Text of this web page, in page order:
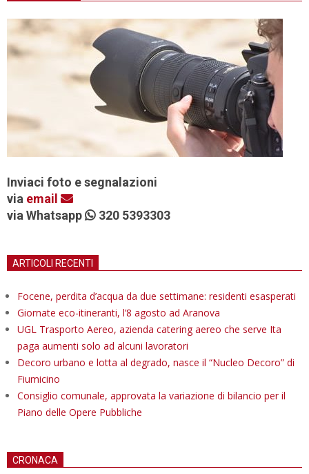
Inviaci foto e segnalazioni
via email
via Whatsapp
320 5393303
ARTICOLI RECENTI
Focene, perdita d’acqua da due settimane: residenti esasperati
Giornate eco-itineranti, l’8 agosto ad Aranova
UGL Trasporto Aereo, azienda catering aereo che serve Ita
paga aumenti solo ad alcuni lavoratori
Decoro urbano e lotta al degrado, nasce il “Nucleo Decoro” di
Fiumicino
Consiglio comunale, approvata la variazione di bilancio per il
Piano delle Opere Pubbliche
CRONACA